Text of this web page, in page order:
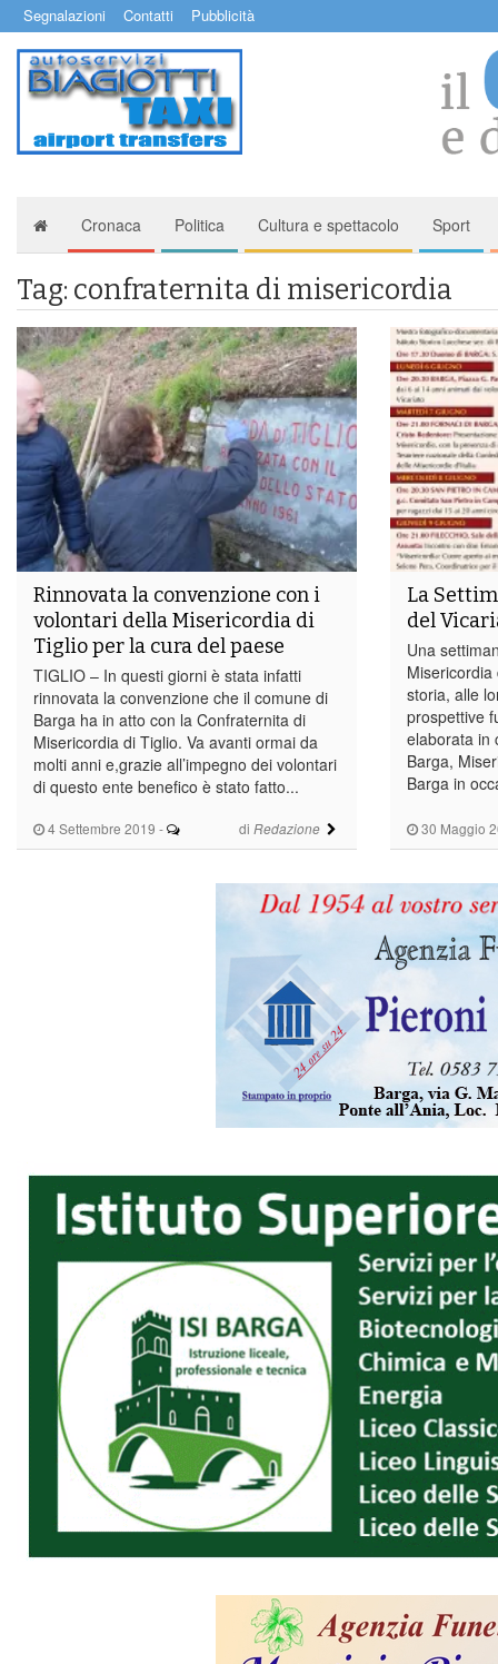
Segnalazioni Contatti Pubblicità
Cronaca Politica Cultura e spettacolo Sport
Tag: confraternita di misericordia
4 Settembre 2019 - di Redazione
Rinnovata la convenzione con i
volontari della Misericordia di
Tiglio per la cura del paese
TIGLIO – In questi giorni è stata infatti
rinnovata la convenzione che il comune di
Barga ha in atto con la Confraternita di
Misericordia di Tiglio. Va avanti ormai da
molti anni e,grazie all’impegno dei volontari
di questo ente benefico è stato fatto...
30 Maggio
La
del
Una
storia, alle
prospettive
elaborata in
Barga,
Barga in